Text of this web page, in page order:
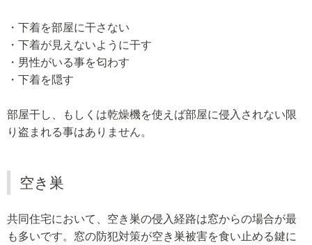
・下着を部屋に干さない
・下着が見えないように干す
・男性がいる事を匂わす
・下着を隠す
部屋干し、もしくは乾燥機を使えば部屋に侵入されない限
り盗まれる事はありません。
空き巣
共同住宅において、空き巣の侵入経路は窓からの場合が最
も多いです。窓の防犯対策が空き巣被害を食い止める鍵に